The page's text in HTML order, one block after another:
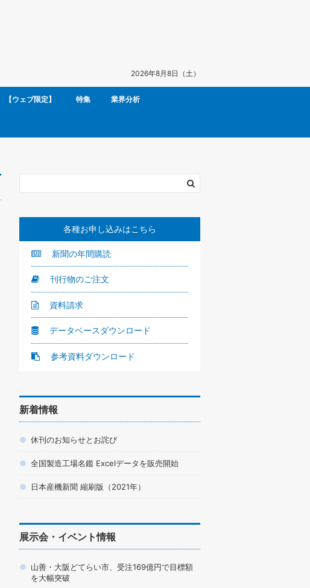
2026年8月8日（土）
【ウェブ限定】 特集 業界分析
各種お申し込みはこちら
新聞の年間購読
刊行物のご注文
資料請求
データベースダウンロード
参考資料ダウンロード
新着情報
休刊のお知らせとお詫び
全国製造工場名鑑 Excelデータを販売開始
日本産機新聞 縮刷版（2021年）
展示会・イベント情報
山善・大阪どてらい市、受注169億円で目標額
を大幅突破